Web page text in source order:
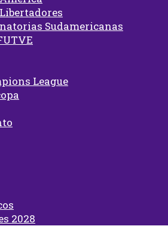
Sudamericanas
League
2028